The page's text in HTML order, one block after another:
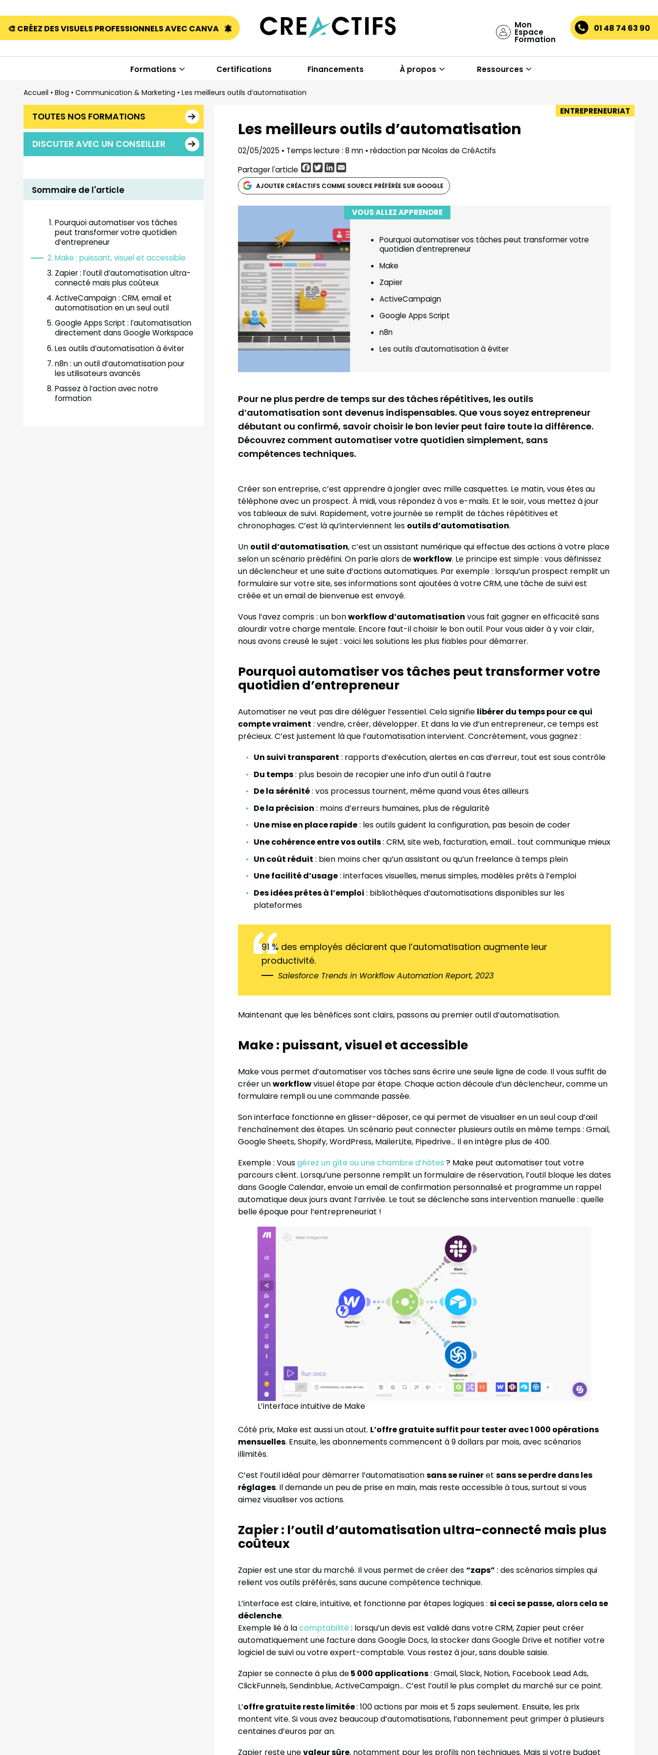
Mon
Espace
Formation
01 48 74 63 90
🎨 CRÉEZ DES VISUELS PROFESSIONNELS AVEC CANVA
Formations Certifications Financements À propos Ressources
Accueil • Blog • Communication & Marketing • Les meilleurs outils d’automatisation
TOUTES NOS FORMATIONS
DISCUTER AVEC UN CONSEILLER
Sommaire de l'article
Pourquoi automatiser vos tâches
peut transformer votre quotidien
d’entrepreneur
Make : puissant, visuel et accessible
Zapier : l’outil d’automatisation ultra-
connecté mais plus coûteux
ActiveCampaign : CRM, email et
automatisation en un seul outil
Google Apps Script : l’automatisation
directement dans Google Workspace
Les outils d’automatisation à éviter
n8n : un outil d’automatisation pour
les utilisateurs avancés
Passez à l’action avec notre
formation
Les meilleurs outils d’automatisation
ENTREPRENEURIAT
02/05/2025 • Temps lecture : 8 mn • rédaction par Nicolas de CréActifs
Partager l'article
Facebook
TwitterLinkedIn
AJOUTER CRÉACTIFS COMME SOURCE PRÉFÉRÉE SUR GOOGLE
VOUS ALLEZ APPRENDRE
Pourquoi automatiser vos tâches peut transformer votre
quotidien d’entrepreneur
Make
Zapier
ActiveCampaign
Google Apps Script
n8n
Les outils d’automatisation à éviter
Pour ne plus perdre de temps sur des tâches répétitives, les outils
d’automatisation sont devenus indispensables. Que vous soyez entrepreneur
débutant ou confirmé, savoir choisir le bon levier peut faire toute la différence.
Découvrez comment automatiser votre quotidien simplement, sans
compétences techniques.
Créer son entreprise, c’est apprendre à jongler avec mille casquettes. Le matin, vous êtes au
téléphone avec un prospect. À midi, vous répondez à vos e-mails. Et le soir, vous mettez à jour
vos tableaux de suivi. Rapidement, votre journée se remplit de tâches répétitives et
chronophages. C’est là qu’interviennent les outils d’automatisation.
Un outil d’automatisation, c’est un assistant numérique qui effectue des actions à votre place
selon un scénario prédéfini. On parle alors deworkflow. Le principe est simple : vous définissez
un déclencheur et une suite d’actions automatiques. Par exemple : lorsqu’un prospect remplit un
formulaire sur votre site, ses informations sont ajoutées à votre CRM, une tâche de suivi est
créée et un email de bienvenue est envoyé.
Vous l’avez compris : un bonworkflow d’automatisation vous fait gagner en efficacité sans
alourdir votre charge mentale. Encore faut-il choisir le bon outil. Pour vous aider à y voir clair,
nous avons creusé le sujet : voici les solutions les plus fiables pour démarrer.
Pourquoi automatiser vos tâches peut transformer votre
quotidien d’entrepreneur
Automatiser ne veut pas dire déléguer l’essentiel. Cela signifie libérer du temps pour ce qui
compte vraiment : vendre, créer, développer. Et dans la vie d’un entrepreneur, ce temps est
précieux. C’est justement là que l’automatisation intervient. Concrètement, vous gagnez :
Un suivi transparent : rapports d’exécution, alertes en cas d’erreur, tout est sous contrôle
Du temps: plus besoin de recopier une info d’un outil à l’autre
De la sérénité: vos processus tournent, même quand vous êtes ailleurs
De la précision : moins d’erreurs humaines, plus de régularité
Une mise en place rapide: les outils guident la configuration, pas besoin de coder
Une cohérence entre vos outils: CRM, site web, facturation, email… tout communique mieux
Un coût réduit : bien moins cher qu’un assistant ou qu’un freelance à temps plein
Une facilité d’usage: interfaces visuelles, menus simples, modèles prêts à l’emploi
Des idées prêtes à l’emploi : bibliothèques d’automatisations disponibles sur les
plateformes
91 % des employés déclarent que l’automatisation augmente leur
productivité.
Salesforce Trends in Workflow Automation Report, 2023
Maintenant que les bénéfices sont clairs, passons au premier outil d’automatisation.
Make : puissant, visuel et accessible
Make vous permet d’automatiser vos tâches sans écrire une seule ligne de code. Il vous suffit de
créer unworkflowvisuel étape par étape. Chaque action découle d’un déclencheur, comme un
formulaire rempli ou une commande passée.
Son interface fonctionne en glisser-déposer, ce qui permet de visualiser en un seul coup d’œil
l’enchaînement des étapes. Un scénario peut connecter plusieurs outils en même temps : Gmail,
Google Sheets, Shopify, WordPress, MailerLite, Pipedrive… Il en intègre plus de 400.
Exemple : Vousgérez un gîte ou une chambre d’hôtes ? Make peut automatiser tout votre
parcours client. Lorsqu’une personne remplit un formulaire de réservation, l’outil bloque les dates
dans Google Calendar, envoie un email de confirmation personnalisé et programme un rappel
automatique deux jours avant l’arrivée. Le tout se déclenche sans intervention manuelle : quelle
belle époque pour l’entrepreneuriat !
L’interface intuitive de Make
Côté prix, Make est aussi un atout. L’offre gratuite suffit pour tester avec 1 000 opérations
mensuelles. Ensuite, les abonnements commencent à 9 dollars par mois, avec scénarios
illimités.
C’est l’outil idéal pour démarrer l’automatisationsans se ruineret sans se perdre dans les
réglages. Il demande un peu de prise en main, mais reste accessible à tous, surtout si vous
aimez visualiser vos actions.
Zapier : l’outil d’automatisation ultra-connecté mais plus
coûteux
Zapier est une star du marché. Il vous permet de créer des“zaps” : des scénarios simples qui
relient vos outils préférés, sans aucune compétence technique.
L’interface est claire, intuitive, et fonctionne par étapes logiques : si ceci se passe, alors cela se
déclenche.
Exemple lié à lacomptabilité : lorsqu’un devis est validé dans votre CRM, Zapier peut créer
automatiquement une facture dans Google Docs, la stocker dans Google Drive et notifier votre
logiciel de suivi ou votre expert-comptable. Vous restez à jour, sans double saisie.
Zapier se connecte à plus de5 000 applications: Gmail, Slack, Notion, Facebook Lead Ads,
ClickFunnels, Sendinblue, ActiveCampaign… C’est l’outil le plus complet du marché sur ce point.
L’offre gratuite reste limitée: 100 actions par mois et 5 zaps seulement. Ensuite, les prix
montent vite. Si vous avez beaucoup d’automatisations, l’abonnement peut grimper à plusieurs
centaines d’euros par an.
Zapier reste unevaleur sûre, notamment pour les profils non techniques. Mais si votre budget